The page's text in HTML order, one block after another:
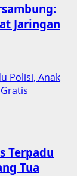
Jaringan
Polisi, Anak
Terpadu
Tua